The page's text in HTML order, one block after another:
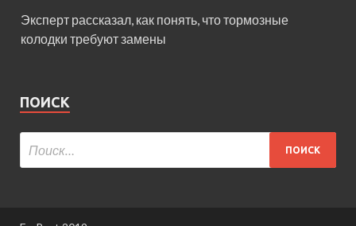
Эксперт рассказал, как понять, что тормозные
колодки требуют замены
ПОИСК